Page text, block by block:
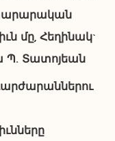
մը, Հեղինակ`
Պ. Տատոյեան